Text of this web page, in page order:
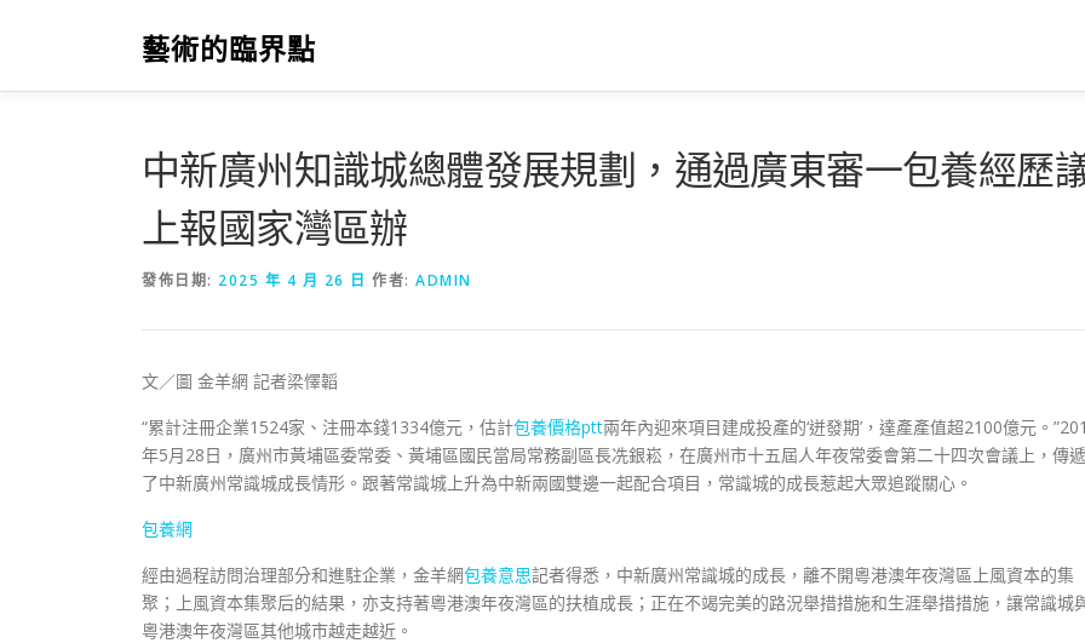
要
藝術的臨界點
中新廣州知識城總體發展規劃，通過廣東審一包養經歷
上報國家灣區辦
發佈日期: 2025 年 4 月 26 日 作者: ADMIN
文／圖 金羊網 記者梁懌韜
“累計注冊企業1524家、注冊本錢1334億元，估計包養價格ptt兩年內迎來項目建成投產的‘迸發期’，達產產值超2100億元。
年5月28日，廣州市黃埔區委常委、黃埔區國民當局常務副區長冼銀崧，在廣州市十五屆人年夜常委會第二十四次會議上，傳遞
了中新廣州常識城成長情形。跟著常識城上升為中新兩國雙邊一起配合項目，常識城的成長惹起大眾追蹤關心。
包養網
經由過程訪問治理部分和進駐企業，金羊網包養意思記者得悉，中新廣州常識城的成長，離不開粵港澳年夜灣區上風資本的集
聚；上風資本集聚后的結果，亦支持著粵港澳年夜灣區的扶植成長；正在不竭完美的路況舉措措施和生涯舉措措施，讓常識城
粵港澳年夜灣區其他城市越走越近。